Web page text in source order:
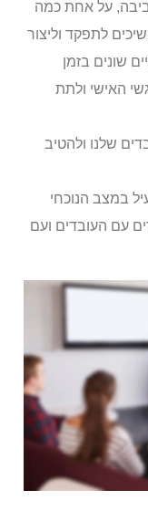
על אחת כמה
לתפקד וליצור
שונים בזמן
האישי ולתת
שלנו ולהטיב
במצב הנוכחי
עם העובדים ועם